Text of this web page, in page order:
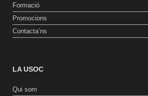
Formació
Promocions
Contacta’ns
LA USOC
Qui som